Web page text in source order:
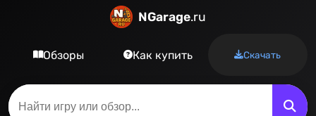
NGarage.ru
Обзоры Как купить Скачать